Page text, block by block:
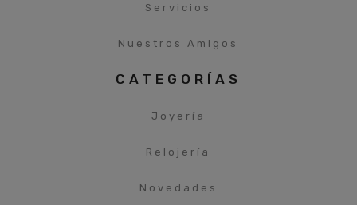
Servicios
Nuestros Amigos
CATEGORÍAS
Joyería
Relojería
Novedades